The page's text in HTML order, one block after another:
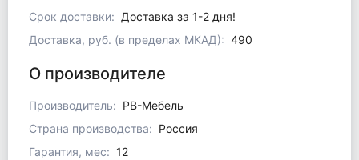
Срок доставки: Доставка за 1-2 дня!
Доставка, руб. (в пределах МКАД): 490
О производителе
Производитель: РВ-Мебель
Страна производства: Россия
Гарантия, мес: 12